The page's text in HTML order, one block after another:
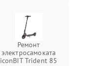
Ремонт
электросамоката
iconBIT Trident 85